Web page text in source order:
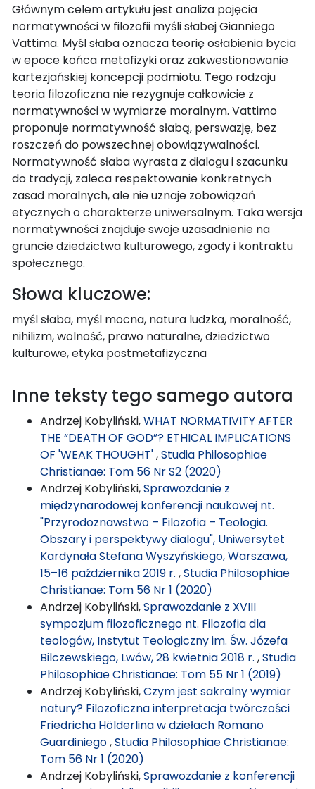
Głównym celem artykułu jest analiza pojęcia
normatywności w filozofii myśli słabej Gianniego
Vattima. Myśl słaba oznacza teorię osłabienia bycia
w epoce końca metafizyki oraz zakwestionowanie
kartezjańskiej koncepcji podmiotu. Tego rodzaju
teoria filozoficzna nie rezygnuje całkowicie z
normatywności w wymiarze moralnym. Vattimo
proponuje normatywność słabą, perswazję, bez
roszczeń do powszechnej obowiązywalności.
Normatywność słaba wyrasta z dialogu i szacunku
do tradycji, zaleca respektowanie konkretnych
zasad moralnych, ale nie uznaje zobowiązań
etycznych o charakterze uniwersalnym. Taka wersja
normatywności znajduje swoje uzasadnienie na
gruncie dziedzictwa kulturowego, zgody i kontraktu
społecznego.
Słowa kluczowe:
myśl słaba, myśl mocna, natura ludzka, moralność,
nihilizm, wolność, prawo naturalne, dziedzictwo
kulturowe, etyka postmetafizyczna
Inne teksty tego samego autora
Andrzej Kobyliński,WHAT NORMATIVITY AFTER
THE “DEATH OF GOD”? ETHICAL IMPLICATIONS
OF 'WEAK THOUGHT',Studia Philosophiae
Christianae: Tom 56 Nr S2 (2020)
Andrzej Kobyliński,Sprawozdanie z
międzynarodowej konferencji naukowej nt.
"Przyrodoznawstwo – Filozofia – Teologia.
Obszary i perspektywy dialogu", Uniwersytet
Kardynała Stefana Wyszyńskiego, Warszawa,
15–16 października 2019 r. ,Studia Philosophiae
Christianae: Tom 56 Nr 1 (2020)
Andrzej Kobyliński,Sprawozdanie z XVIII
sympozjum filozoficznego nt. Filozofia dla
teologów, Instytut Teologiczny im. Św. Józefa
Bilczewskiego, Lwów, 28 kwietnia 2018 r. ,Studia
Philosophiae Christianae: Tom 55 Nr 1 (2019)
Andrzej Kobyliński,Czym jest sakralny wymiar
natury? Filozoficzna interpretacja twórczości
Friedricha Hölderlina w dziełach Romano
Guardiniego,Studia Philosophiae Christianae:
Tom 56 Nr 1 (2020)
Andrzej Kobyliński,Sprawozdanie z konferencji